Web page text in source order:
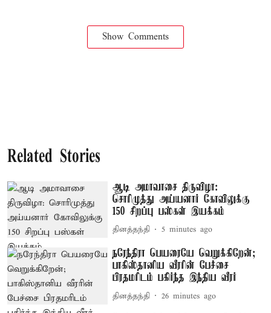
Show Comments
Related Stories
ஆடி அமாவாசை திருவிழா:
சொரிமுத்து அய்யனார் கோவிலுக்கு
150 சிறப்பு பஸ்கள் இயக்கம்
தினத்தந்தி 5 minutes ago
நரேந்திரா பெயரையே வெறுக்கிறேன்;
பாகிஸ்தானிய வீரரின் பேச்சை
பிரதமரிடம் பகிர்ந்த இந்திய வீரர்
தினத்தந்தி 26 minutes ago